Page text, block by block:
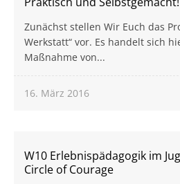
Zunächst stellen Wir Euch das
Werkstatt“ vor. Es handelt sich
Maßnahme von...
16. März 2016
W10 Erlebnispädagogik im
Circle of Courage